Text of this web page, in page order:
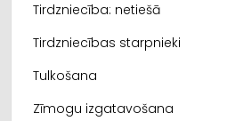
Tirdzniecība: netiešā
Tirdzniecības starpnieki
Tulkošana
Zīmogu izgatavošana